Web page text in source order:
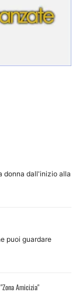
donna dall'inizio alla
puoi guardare
Amicizia"